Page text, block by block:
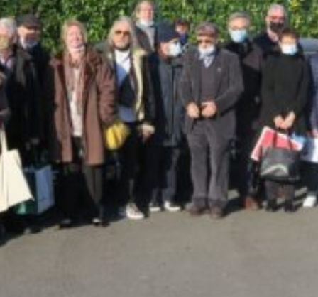
Notre local
La Boutique
Les pièces
L’assurance
Liens
La Revue
Les salons
La traction
La Traction des
membres
Bibliographie
Présentation 7